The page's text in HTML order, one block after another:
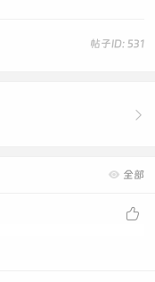
帖子ID: 531

 全部
